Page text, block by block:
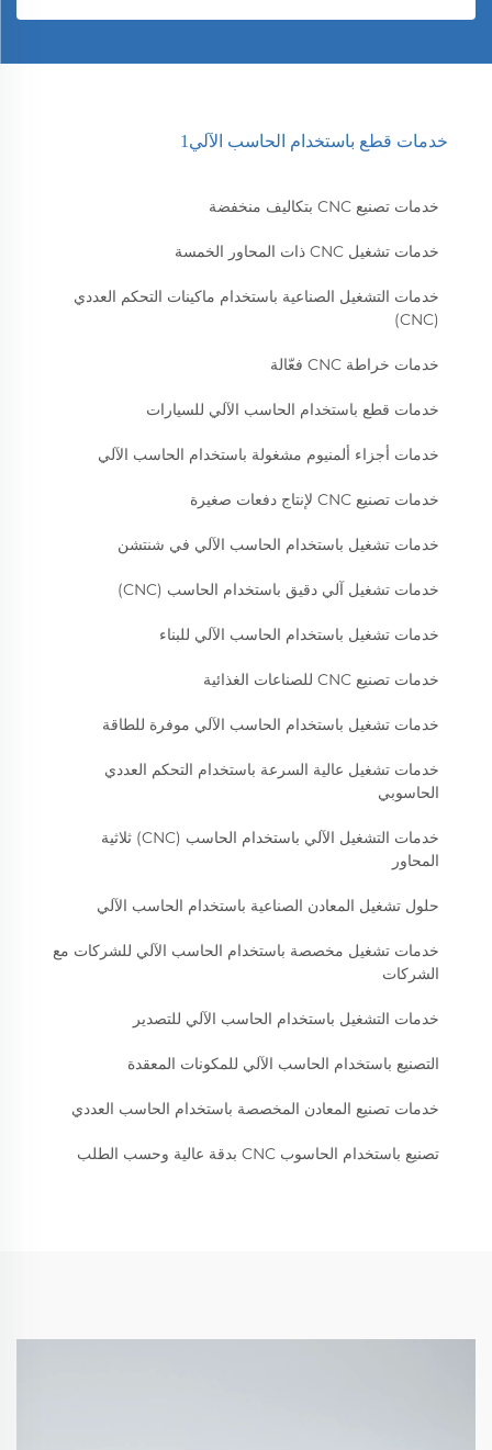
خدمات قطع باستخدام الحاسب الآلي1
خدمات تصنيع CNC بتكاليف منخفضة
خدمات تشغيل CNC ذات المحاور الخمسة
خدمات التشغيل الصناعية باستخدام ماكينات التحكم العددي
(CNC)
خدمات خراطة CNC فعّالة
خدمات قطع باستخدام الحاسب الآلي للسيارات
خدمات أجزاء ألمنيوم مشغولة باستخدام الحاسب الآلي
خدمات تصنيع CNC لإنتاج دفعات صغيرة
خدمات تشغيل باستخدام الحاسب الآلي في شنتشن
خدمات تشغيل آلي دقيق باستخدام الحاسب (CNC)
خدمات تشغيل باستخدام الحاسب الآلي للبناء
خدمات تصنيع CNC للصناعات الغذائية
خدمات تشغيل باستخدام الحاسب الآلي موفرة للطاقة
خدمات تشغيل عالية السرعة باستخدام التحكم العددي
الحاسوبي
خدمات التشغيل الآلي باستخدام الحاسب (CNC) ثلاثية
المحاور
حلول تشغيل المعادن الصناعية باستخدام الحاسب الآلي
خدمات تشغيل مخصصة باستخدام الحاسب الآلي للشركات مع
الشركات
خدمات التشغيل باستخدام الحاسب الآلي للتصدير
التصنيع باستخدام الحاسب الآلي للمكونات المعقدة
خدمات تصنيع المعادن المخصصة باستخدام الحاسب العددي
تصنيع باستخدام الحاسوب CNC بدقة عالية وحسب الطلب